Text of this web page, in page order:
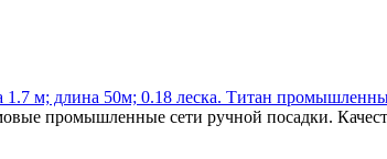
1.7 м; длина 50м; 0.18 леска. Титан
промышленные сети ручной посадки.